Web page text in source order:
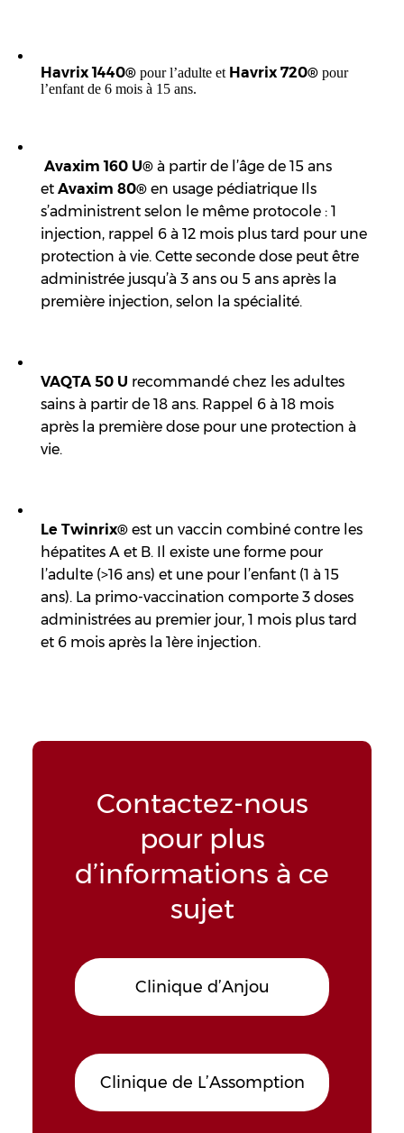
Havrix 1440® pour l’adulte et Havrix 720® pour
l’enfant de 6 mois à 15 ans.
Avaxim 160 U® à partir de l’âge de 15 ans
et Avaxim 80® en usage pédiatrique Ils
s’administrent selon le même protocole : 1
injection, rappel 6 à 12 mois plus tard pour une
protection à vie. Cette seconde dose peut être
administrée jusqu’à 3 ans ou 5 ans après la
première injection, selon la spécialité.
VAQTA 50 U recommandé chez les adultes
sains à partir de 18 ans. Rappel 6 à 18 mois
après la première dose pour une protection à
vie.
Le Twinrix® est un vaccin combiné contre les
hépatites A et B. Il existe une forme pour
l’adulte (>16 ans) et une pour l’enfant (1 à 15
ans). La primo-vaccination comporte 3 doses
administrées au premier jour, 1 mois plus tard
et 6 mois après la 1ère injection.
Contactez-nous
pour plus
d’informations à ce
sujet
Clinique d’Anjou
Clinique de L’Assomption